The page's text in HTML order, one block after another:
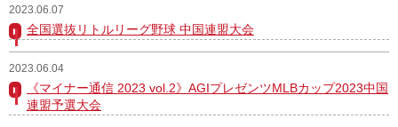
ガンバレ！広島西ブログ
「体験」「見学」お申し込み／その他お問合わせ
寄付のお願い
2023.06.07
全国選抜リトルリーグ野球 中国連盟大会
2023.06.04
《マイナー通信 2023 vol.2》AGIプレゼンツMLBカップ2023中国
連盟予選大会